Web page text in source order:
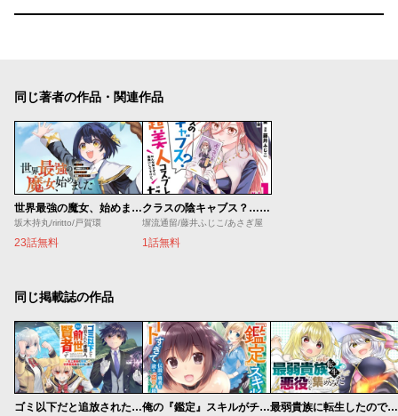
同じ著者の作品・関連作品
世界最強の魔女、始めました ～私だけ『攻略サイト』を見れる世界で自由に生きます～
坂木持丸/riritto/戸賀環
23話無料
クラスの陰キャブス？…実は超美人コスプレイヤーだった。
塀流通留/藤井ふじこ/あさぎ屋
1話無料
同じ掲載誌の作品
ゴミ以下だと追放された使用人、実は前世賢者です ～史上最強の賢者、世界最高峰の学園に通う～ 俺の『鑑定』スキルがチートすぎて 最弱貴族に転生したので悪役たちを集めてみた